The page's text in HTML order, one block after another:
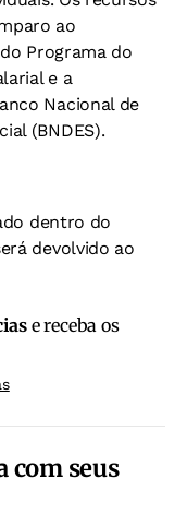
ao
Programa do
e a
Nacional de
(BNDES).
dentro do
devolvido ao
e receba os
com seus